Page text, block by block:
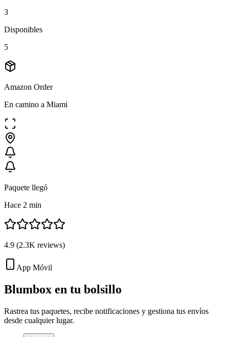
3
Disponibles
5
Amazon Order
En camino a Miami
Paquete llegó
Hace 2 min
4.9 (2.3K reviews)
App Móvil
Blumbox en tu bolsillo
Rastrea tus paquetes, recibe notificaciones y gestiona tus envíos
desde cualquier lugar.